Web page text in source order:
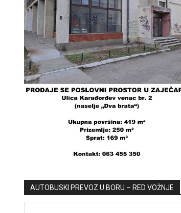
AUTOBUSKI PREVOZ U BORU – RED VOŽNJE